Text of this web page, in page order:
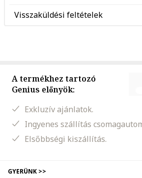
Visszaküldési feltételek
A termékhez tartozó
Genius előnyök:
Exkluzív ajánlatok.
Ingyenes szállítás
Elsőbbségi kiszállítás.
GYERÜNK >>